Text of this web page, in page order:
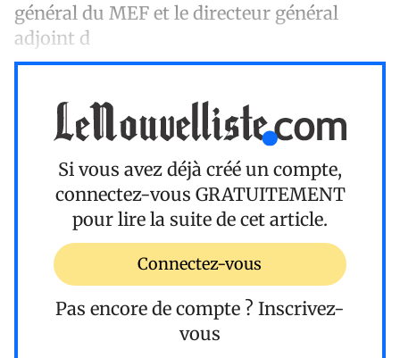
général du MEF et le directeur général
adjoint d
Si vous avez déjà créé un compte,
connectez-vous GRATUITEMENT
pour lire la suite de cet article.
Connectez-vous
Pas encore de compte ? Inscrivez-
vous